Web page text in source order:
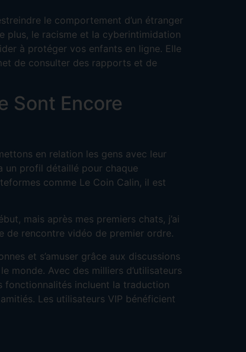
le comportement d’un étranger
plus, le racisme et la cyberintimidation
à protéger vos enfants en ligne. Elle
de consulter des rapports et de
Sont Encore
en relation les gens avec leur
un profil détaillé pour chaque
comme Le Coin Calin, il est
mais après mes premiers chats, j’ai
de rencontre vidéo de premier ordre.
et s’amuser grâce aux discussions
monde. Avec des milliers d’utilisateurs
fonctionnalités incluent la traduction
Les utilisateurs VIP bénéficient